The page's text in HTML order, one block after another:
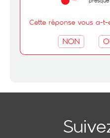
Cette réponse vous a-t-
NON